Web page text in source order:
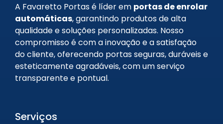
A Favaretto Portas é líder em portas de enrolar
automáticas, garantindo produtos de alta
qualidade e soluções personalizadas. Nosso
compromisso é com a inovação e a satisfação
do cliente, oferecendo portas seguras, duráveis e
esteticamente agradáveis, com um serviço
transparente e pontual.
Serviços